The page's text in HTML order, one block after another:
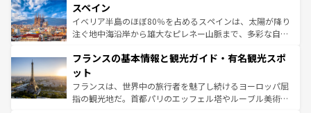
ろん、トスカーナの美しい田園風景やアマルフィ海岸の絶
景など、自然景観も見逃せない。観光の合間には、本場の
ピザやパスタなど、絶品のイタリア料理を堪能することも
ませてくれるイタリアで、忘れられない旅をしてみよう！
なお、新着のイタリア情報は
しい。
スペイン
イベリア半島のほぼ80％を占めるスペインは、太陽が降り
注ぐ地中海沿岸から雄大なピレネー山脈まで、多彩な自然
文化が根付くこの国では、情熱的なフラメンコ、熱気あふ
れる闘牛、そして美味しいタパスが生活の一部となってい
る。首都マドリードの洗練された雰囲気や、バルセロナの
アートに溢れた街角から、地方では古代ローマ遺跡や中世
フランスの基本情報と観光ガイド・有名観光スポ
ット
フランスは、世界中の旅行者を魅了し続けるヨーロッパ屈
指の観光地だ。首都パリのエッフェル塔やルーブル美術館